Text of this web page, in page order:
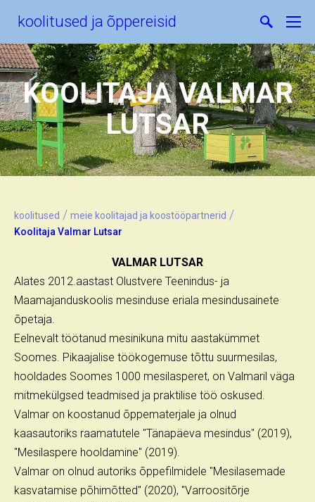
koolitused ja õppereisid
KOOLITAJA VALMAR
LUTSAR
koolitused / meie koolitajad ja koostööpartnerid /
Koolitaja Valmar Lutsar
VALMAR LUTSAR
Alates 2012.aastast Olustvere Teenindus- ja
Maamajanduskoolis mesinduse eriala mesindusainete
õpetaja.
Eelnevalt töötanud mesinikuna mitu aastakümmet
Soomes. Pikaajalise töökogemuse tõttu suurmesilas,
hooldades Soomes 1000 mesilasperet, on Valmaril väga
mitmekülgsed teadmised ja praktilise töö oskused.
Valmar on koostanud õppematerjale ja olnud
kaasautoriks raamatutele "Tänapäeva mesindus" (2019),
"Mesilaspere hooldamine" (2019).
Valmar on olnud autoriks õppefilmidele "Mesilasemade
kasvatamise põhimõtted" (2020), "Varroositõrje